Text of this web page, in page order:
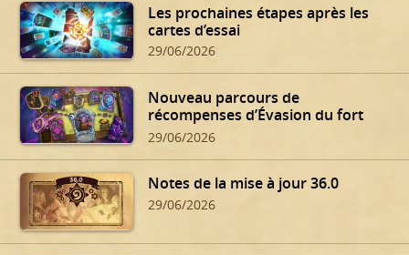
Les prochaines étapes après les
cartes d’essai
29/06/2026
Nouveau parcours de
récompenses d’Évasion du fort
Pourpre
29/06/2026
Notes de la mise à jour 36.0
29/06/2026